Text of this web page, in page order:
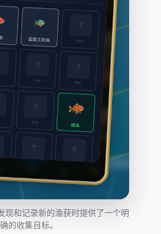
现和记录新的渔获时提供了一个明
确的收集目标。